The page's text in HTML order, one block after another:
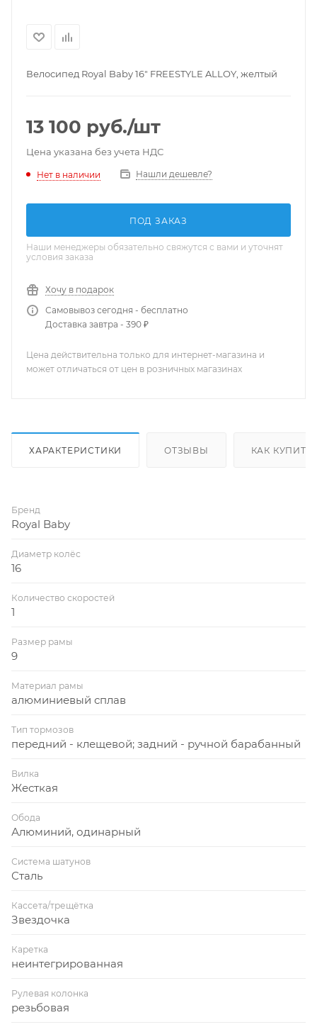
Велосипед Royal Baby 16" FREESTYLE ALLOY, желтый
13 100 руб./шт
Цена указана без учета НДС
Нет в наличии Нашли дешевле?
ПОД ЗАКАЗ
Наши менеджеры обязательно свяжутся с вами и уточнят
условия заказа
Хочу в подарок
Самовывоз сегодня - бесплатно
Доставка завтра - 390 ₽
Цена действительна только для интернет-магазина и
может отличаться от цен в розничных магазинах
ХАРАКТЕРИСТИКИ ОТЗЫВЫ КАК КУПИТЬ
Бренд
Royal Baby
Диаметр колёс
16
Количество скоростей
1
Размер рамы
9
Материал рамы
алюминиевый сплав
Тип тормозов
передний - клещевой; задний - ручной барабанный
Вилка
Жесткая
Обода
Алюминий, одинарный
Система шатунов
Сталь
Кассета/трещётка
Звездочка
Каретка
неинтегрированная
Рулевая колонка
резьбовая